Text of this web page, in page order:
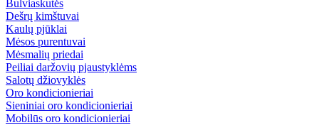
Bulviaskutės
Dešrų kimštuvai
Kaulų pjūklai
Mėsos purentuvai
Mėsmalių priedai
Peiliai daržovių pjaustyklėms
Salotų džiovyklės
Oro kondicionieriai
Sieniniai oro kondicionieriai
Mobilūs oro kondicionieriai